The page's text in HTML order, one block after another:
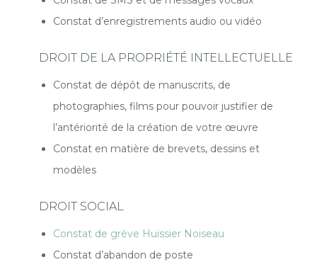
Constat d’enregistrements audio ou vidéo
DROIT DE LA PROPRIÉTÉ INTELLECTUELLE
Constat de dépôt de manuscrits, de
photographies, films pour pouvoir justifier de
l’antériorité de la création de votre œuvre
Constat en matière de brevets, dessins et
modèles
DROIT SOCIAL
Constat de grève Huissier Noiseau
Constat d’abandon de poste